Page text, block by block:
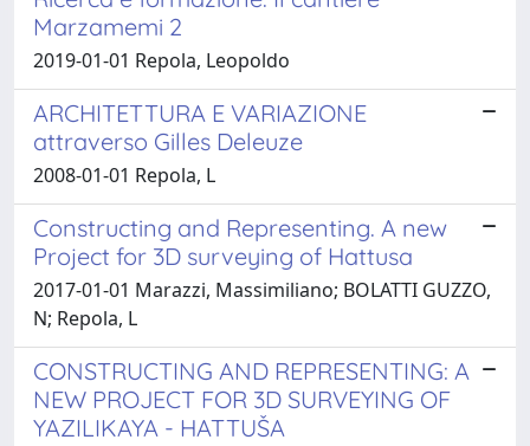
Marzamemi 2
2019-01-01 Repola, Leopoldo
ARCHITETTURA E VARIAZIONE
attraverso Gilles Deleuze
2008-01-01 Repola, L
Constructing and Representing. A new
Project for 3D surveying of Hattusa
2017-01-01 Marazzi, Massimiliano; BOLATTI GUZZO,
N; Repola, L
CONSTRUCTING AND REPRESENTING: A
NEW PROJECT FOR 3D SURVEYING OF
YAZILIKAYA - HATTUŠA